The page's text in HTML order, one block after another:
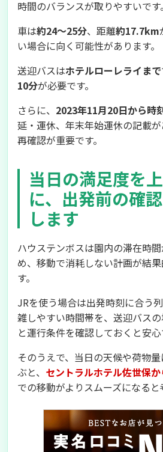
時間のバランスが取りやすいです。
車は約24〜25分、距離約17.7km
い場合に向く可能性があります。
送迎バスはホテルローレライまで
10分が必要です。
さらに、 2023年11月20日から時
延・運休、年末年始運休の記載
再確認が重要です。
当日の満足度を
に、出発前の確
します
ハウステンボスは園内の滞在時
め、移動で消耗しない計画が結
す。
JRを使う場合は出発時刻に合う
雑しやすい時間帯を、送迎バス
と運行条件を確認しておくと安心
そのうえで、当日の天候や荷物
ぶと、 セントラルホテル佐世保
での移動がよりスムーズになると